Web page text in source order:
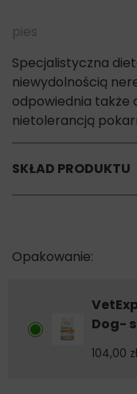
pies
Specjalistyczna
niewydolnością
odpowiednia także
nietolerancją
SKŁAD PRODUKTU
alfa-tokoferolu) –
cynku jednowodny)
jednowodny) – 48
jednowodny) – 34
Dog-
104,00 zł